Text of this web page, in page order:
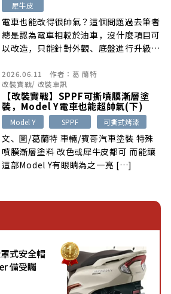
犀牛皮
電車也能改得很帥氣？這個問題過去筆者
總是認為電車相較於油車，沒什麼項目可
以改造，只能針對外觀、底盤進行升級，
些想法在看到這部新款Model Y之後完全
改觀，原來經過漸層塗裝與大尺寸輪圈
後，電車也能成為目光焦點，且這部車上
的塗裝還是可拋光+可撕除的，到底是什
麼新東西呢？看下去就知道。
2026.06.11 作者： 葛 蘭特
改裝實戰/ 改裝車訊
【改裝實戰】SPPF可撕噴膜漸層塗
裝，Model Y電車也能超帥氣(下)
Model Y SPPF 可撕式烤漆
文、圖/葛蘭特 車輛/賓哥汽車塗裝 特殊
噴膜漸層塗料 改色或犀牛皮都可 而能讓
這部Model Y有眼睛為之一亮 […]
式安全帽
備受矚
計與各項